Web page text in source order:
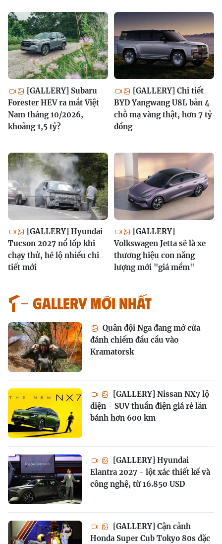
[GALLERY] Subaru
Forester HEV ra mắt Việt
Nam tháng 10/2026,
khoảng 1,5 tỷ?
[GALLERY] Chi tiết
BYD Yangwang U8L bản 4
chỗ mạ vàng thật, hơn 7 tỷ
đồng
[GALLERY] Hyundai
Tucson 2027 nổ lốp khi
chạy thử, hé lộ nhiều chi
tiết mới
[GALLERY]
Volkswagen Jetta sẽ là xe
thương hiệu con năng
lượng mới "giá mềm"
GALLERY MỚI NHẤT
Quân đội Nga đang mở cửa
đánh chiếm đầu cầu vào
Kramatorsk
[GALLERY] Nissan NX7 lộ
diện - SUV thuần điện giá rẻ lăn
bánh hơn 600 km
[GALLERY] Hyundai
Elantra 2027 - lột xác thiết kế và
công nghệ, từ 16.850 USD
[GALLERY] Cận cảnh
Honda Super Cub Tokyo 80s đặc